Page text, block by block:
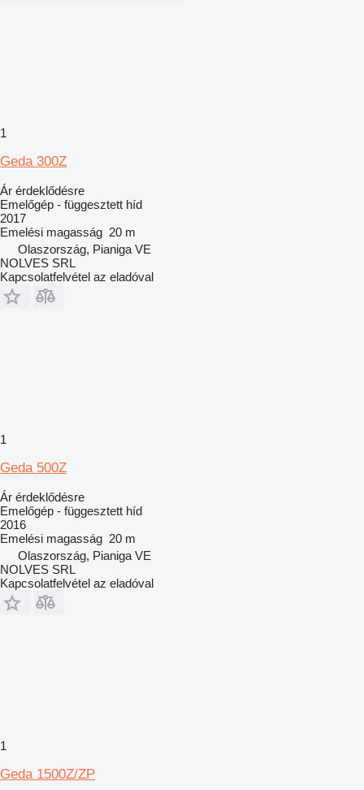
1
Geda 300Z
Ár érdeklődésre
Emelőgép - függesztett híd
2017
Emelési magasság 20 m
Olaszország, Pianiga VE
NOLVES SRL
Kapcsolatfelvétel az eladóval
1
Geda 500Z
Ár érdeklődésre
Emelőgép - függesztett híd
2016
Emelési magasság 20 m
Olaszország, Pianiga VE
NOLVES SRL
Kapcsolatfelvétel az eladóval
1
Geda 1500Z/ZP